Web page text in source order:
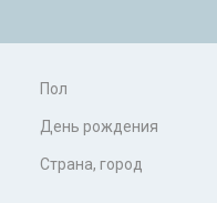
Пол
День рождения
Страна, город